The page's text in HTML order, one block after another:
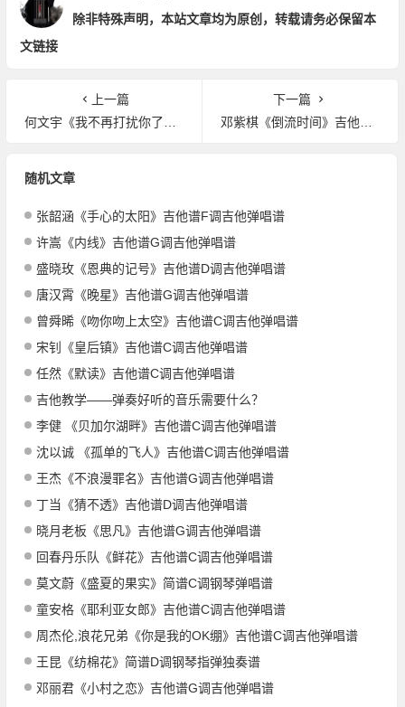
除非特殊声明，本站文章均为原创，转载请务必保留本
文链接
上一篇
何文宇《我不再打扰你了》吉他谱G调吉他弹唱谱
下一篇
邓紫棋《倒流时间》吉他谱G调吉他弹唱谱
随机文章
张韶涵《手心的太阳》吉他谱F调吉他弹唱谱
许嵩《内线》吉他谱G调吉他弹唱谱
盛晓玫《恩典的记号》吉他谱D调吉他弹唱谱
唐汉霄《晚星》吉他谱G调吉他弹唱谱
曾舜晞《吻你吻上太空》吉他谱C调吉他弹唱谱
宋钊《皇后镇》吉他谱C调吉他弹唱谱
任然《默读》吉他谱C调吉他弹唱谱
吉他教学——弹奏好听的音乐需要什么？
李健 《贝加尔湖畔》吉他谱C调吉他弹唱谱
沈以诚 《孤单的飞人》吉他谱C调吉他弹唱谱
王杰《不浪漫罪名》吉他谱G调吉他弹唱谱
丁当《猜不透》吉他谱D调吉他弹唱谱
晓月老板《思凡》吉他谱G调吉他弹唱谱
回春丹乐队《鲜花》吉他谱C调吉他弹唱谱
莫文蔚《盛夏的果实》简谱C调钢琴弹唱谱
童安格《耶利亚女郎》吉他谱C调吉他弹唱谱
周杰伦,浪花兄弟《你是我的OK绷》吉他谱C调吉他弹唱谱
王昆《纺棉花》简谱D调钢琴指弹独奏谱
邓丽君《小村之恋》吉他谱G调吉他弹唱谱